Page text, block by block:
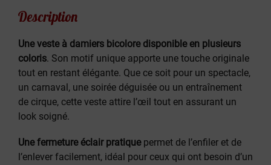
Description
Une veste à damiers bicolore disponible en plusieurs
coloris. Son motif unique apporte une touche originale
tout en restant élégante. Que ce soit pour un spectacle,
un carnaval, une soirée déguisée ou un entraînement
de cirque, cette veste attire l’œil tout en assurant un
look soigné.
Une fermeture éclair pratiquepermet de l’enfiler et de
l’enlever facilement, idéal pour ceux qui ont besoin d’un